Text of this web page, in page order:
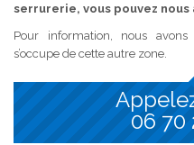
serrurerie, vous pouvez nous
Pour information, nous
s’occupe de cette autre zone.
06 70